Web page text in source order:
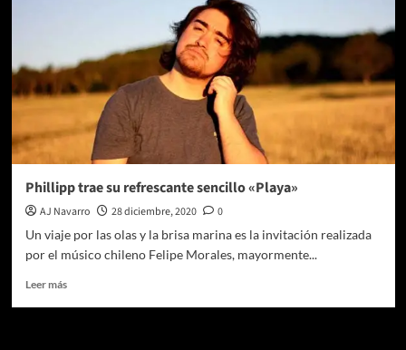
Phillipp trae su refrescante sencillo «Playa»
AJ Navarro 28 diciembre, 2020
0
Un viaje por las olas y la brisa marina es la invitación realizada
por el músico chileno Felipe Morales, mayormente...
Leer másLeer